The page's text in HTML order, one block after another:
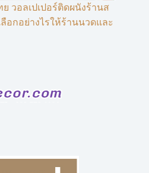
วอลเปเปอร์ติดผนังร้านส
อกอย่างไรให้ร้านนวดและ